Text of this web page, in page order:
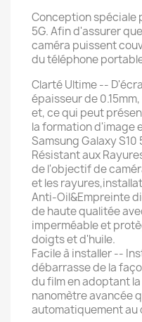
Conception spéciale
5G. Afin d'assurer
caméra puissent
du téléphone
Clarté Ultime --
épaisseur de
et, ce qui peut
la formation d'image
Samsung Galaxy S10
Résistant aux
de l'objectif de
et les
Anti-Oil&Empreinte
de haute qualitée
imperméable et
doigts et d'huile.
Facile à installer --
débarrasse de la
du film en adoptant
nanomètre avancée
automatiquement au